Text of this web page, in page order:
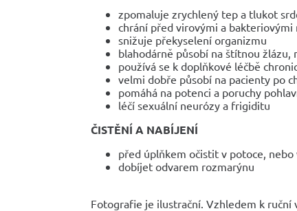
zpomaluje zrychlený tep a tlukot
chrání před virovými a bakteriovými
snižuje překyselení organizmu
blahodárně působí na štítnou žlázu,
používá se k doplňkové léčbě
velmi dobře působí na pacienty po
pomáhá na potenci a poruchy
léčí sexuální neurózy a frigiditu
ČISTĚNÍ A NABÍJENÍ
před úplňkem očistit v potoce,
dobíjet odvarem rozmarýnu
Fotografie je ilustrační. Vzhledem k